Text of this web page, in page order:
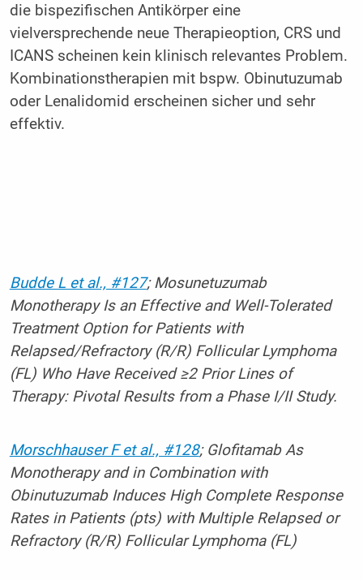
die bispezifischen Antikörper eine
vielversprechende neue Therapieoption, CRS und
ICANS scheinen kein klinisch relevantes Problem.
Kombinationstherapien mit bspw. Obinutuzumab
oder Lenalidomid erscheinen sicher und sehr
effektiv.
Budde L et al., #127; Mosunetuzumab
Monotherapy Is an Effective and Well-Tolerated
Treatment Option for Patients with
Relapsed/Refractory (R/R) Follicular Lymphoma
(FL) Who Have Received ≥2 Prior Lines of
Therapy: Pivotal Results from a Phase I/II Study.
Morschhauser F et al., #128; Glofitamab As
Monotherapy and in Combination with
Obinutuzumab Induces High Complete Response
Rates in Patients (pts) with Multiple Relapsed or
Refractory (R/R) Follicular Lymphoma (FL)